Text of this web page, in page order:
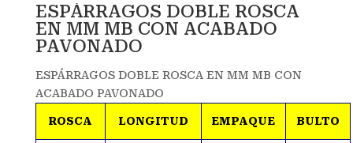
ESPÁRRAGOS DOBLE ROSCA
EN MM MB CON ACABADO
PAVONADO
ESPÁRRAGOS DOBLE ROSCA EN MM MB CON
ACABADO PAVONADO
ROSCA LONGITUD EMPAQUE BULTO